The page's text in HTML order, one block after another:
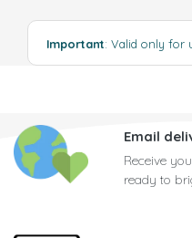
Important: Valid only for
Email
Receive
ready to